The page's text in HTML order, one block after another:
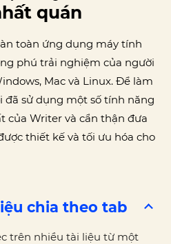
quán
toàn ứng dụng máy tính
phú trải nghiệm của người
Mac và Linux. Để làm
đã sử dụng một số tính năng
của Writer và cẩn thận đưa
thiết kế và tối ưu hóa cho
chia theo tab
trên nhiều tài liệu từ một